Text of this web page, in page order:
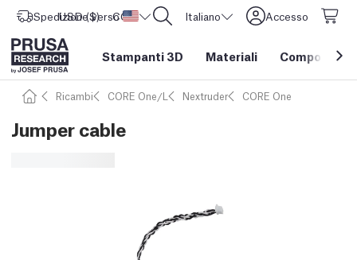
Spedizione verso Stati Uniti d'America
USD ($) CORE One L: Ora disponibile! Italiano Accesso
Stampanti 3D Materiali Componenti
Ricambi CORE One/L Nextruder CORE One
Jumper cable